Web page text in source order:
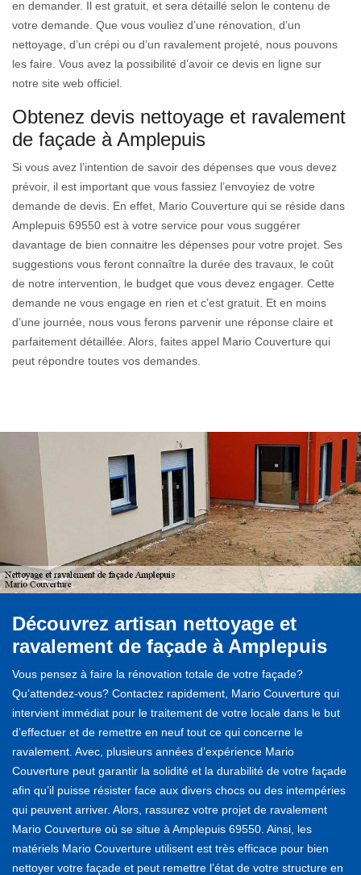
en demander. Il est gratuit, et sera détaillé selon le contenu de
votre demande. Que vous vouliez d’une rénovation, d’un
nettoyage, d’un crépi ou d’un ravalement projeté, nous pouvons
les faire. Vous avez la possibilité d’avoir ce devis en ligne sur
notre site web officiel.
Obtenez devis nettoyage et ravalement
de façade à Amplepuis
Si vous avez l’intention de savoir des dépenses que vous devez
prévoir, il est important que vous fassiez l’envoyiez de votre
demande de devis. En effet, Mario Couverture qui se réside dans
Amplepuis 69550 est à votre service pour vous suggérer
davantage de bien connaitre les dépenses pour votre projet. Ses
suggestions vous feront connaître la durée des travaux, le coût
de notre intervention, le budget que vous devez engager. Cette
demande ne vous engage en rien et c’est gratuit. Et en moins
d’une journée, nous vous ferons parvenir une réponse claire et
parfaitement détaillée. Alors, faites appel Mario Couverture qui
peut répondre toutes vos demandes.
Découvrez artisan nettoyage et
ravalement de façade à Amplepuis
Vous pensez à faire la rénovation totale de votre façade?
Qu’attendez-vous? Contactez rapidement, Mario Couverture qui
intervient immédiat pour le traitement de votre locale dans le but
d’effectuer et de remettre en neuf tout ce qui concerne le
ravalement. Avec, plusieurs années d’expérience Mario
Couverture peut garantir la solidité et la durabilité de votre façade
afin qu’il puisse résister face aux divers chocs ou des intempéries
qui peuvent arriver. Alors, rassurez votre projet de ravalement
Mario Couverture où se situe à Amplepuis 69550. Ainsi, les
matériels Mario Couverture utilisent est très efficace pour bien
nettoyer votre façade et peut remettre l’état de votre structure en